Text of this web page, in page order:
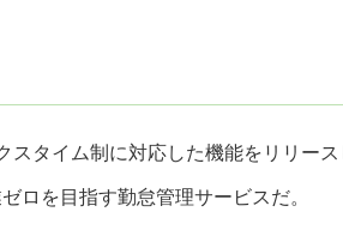
タイム制に対応した機能をリリース
ロを目指す勤怠管理サービスだ。